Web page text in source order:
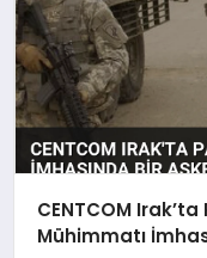
CENTCOM
Mühimmatı